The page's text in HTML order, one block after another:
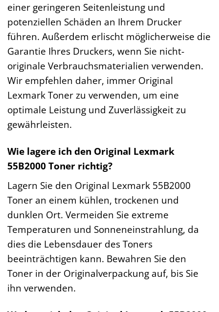
einer geringeren Seitenleistung und
potenziellen Schäden an Ihrem Drucker
führen. Außerdem erlischt möglicherweise die
Garantie Ihres Druckers, wenn Sie nicht-
originale Verbrauchsmaterialien verwenden.
Wir empfehlen daher, immer Original
Lexmark Toner zu verwenden, um eine
optimale Leistung und Zuverlässigkeit zu
gewährleisten.
Wie lagere ich den Original Lexmark
55B2000 Toner richtig?
Lagern Sie den Original Lexmark 55B2000
Toner an einem kühlen, trockenen und
dunklen Ort. Vermeiden Sie extreme
Temperaturen und Sonneneinstrahlung, da
dies die Lebensdauer des Toners
beeinträchtigen kann. Bewahren Sie den
Toner in der Originalverpackung auf, bis Sie
ihn verwenden.